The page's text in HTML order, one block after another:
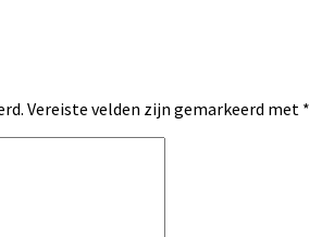
Vereiste velden zijn gemarkeerd met *